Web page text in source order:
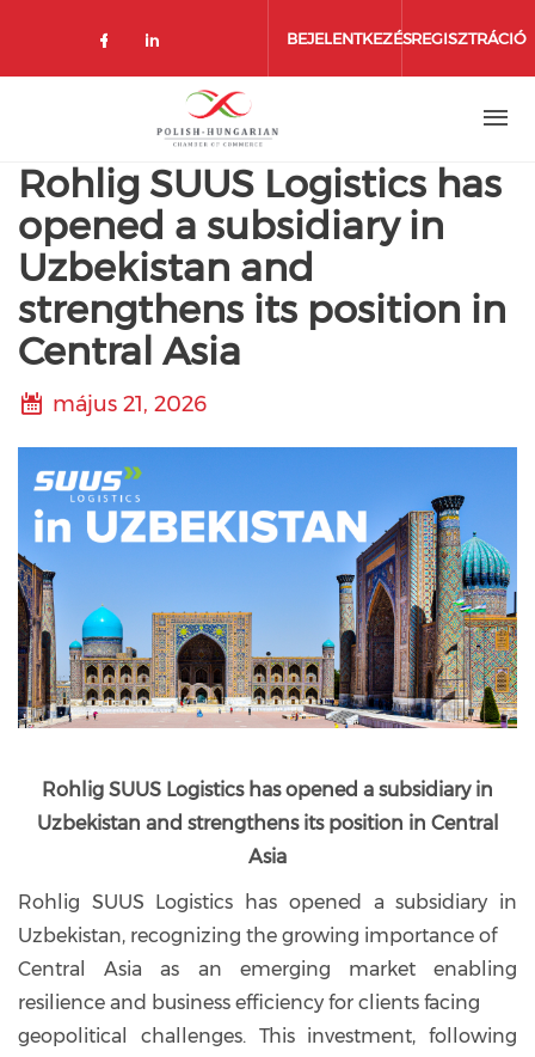
BEJELENTKEZÉSREGISZTRÁCIÓ
Rohlig SUUS Logistics has
opened a subsidiary in
Uzbekistan and
strengthens its position in
Central Asia
május 21, 2026
Rohlig SUUS Logistics has opened a subsidiary in
Uzbekistan and strengthens its position in Central
Asia
Rohlig SUUS Logistics has opened a subsidiary in
Uzbekistan, recognizing the growing importance of
Central Asia as an emerging market enabling
resilience and business efficiency for clients facing
geopolitical challenges. This investment, following